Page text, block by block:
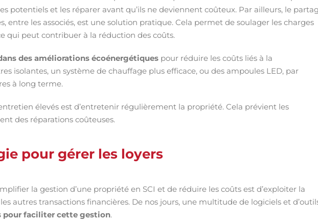
potentiels et les réparer avant qu’ils ne deviennent coûteux. Par ailleurs, le
entre les associés, est une solution pratique. Cela permet de soulager les charges
qui peut contribuer à la réduction des coûts.
des améliorations écoénergétiques pour réduire les coûts liés à la
isolantes, un système de chauffage plus efficace, ou des ampoules LED, par
à long terme.
élevés est d’entretenir régulièrement la propriété. Cela prévient les
des réparations coûteuses.
pour gérer les loyers
la gestion d’une propriété en SCI et de réduire les coûts est d’exploiter la
autres transactions financières. De nos jours, une multitude de logiciels et
pour faciliter cette gestion.